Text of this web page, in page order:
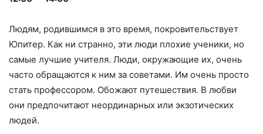
Людям, родившимся в это время, покровительствует
Юпитер. Как ни странно, эти люди плохие ученики, но
самые лучшие учителя. Люди, окружающие их, очень
часто обращаются к ним за советами. Им очень просто
стать профессором. Обожают путешествия. В любви
они предпочитают неординарных или экзотических
людей.